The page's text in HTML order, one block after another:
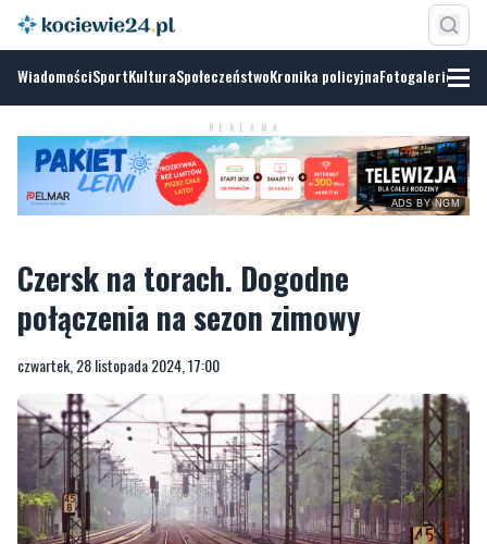
WiadomościSportKulturaSpołeczeństwoKronika policyjnaFotogalerie
REKLAMA
NGM
Czersk na torach. Dogodne
czwartek, 28 listopada 2024, 17:00